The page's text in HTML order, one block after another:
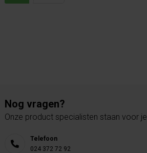
Nog vragen?
Onze product specialisten staan voor
Telefoon
024 372 72 92